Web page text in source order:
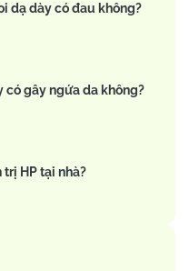
dạ dày có đau không?
có gây ngứa da không?
trị HP tại nhà?